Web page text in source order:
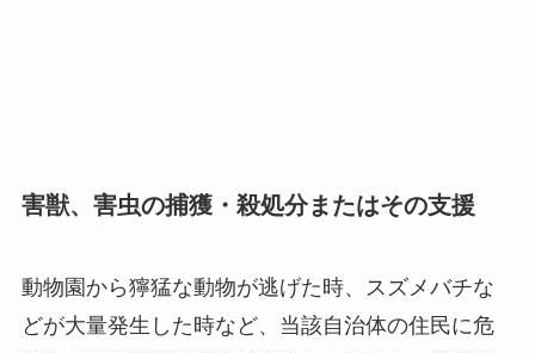
害獣、害虫の捕獲・殺処分またはその支援
動物園から獰猛な動物が逃げた時、スズメバチな
どが大量発生した時など、当該自治体の住民に危